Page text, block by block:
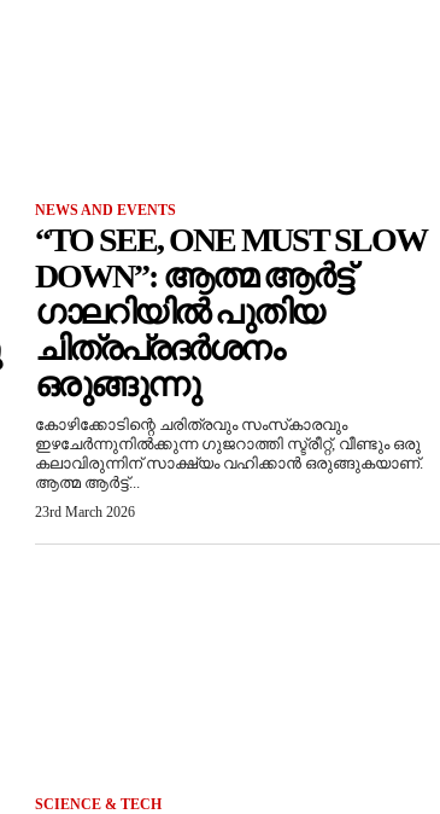
NEWS AND EVENTS
“TO SEE, ONE MUST SLOW
DOWN”: ആത്മ ആർട്ട്
ഗാലറിയിൽ പുതിയ
ചിത്രപ്രദർശനം
ഒരുങ്ങുന്നു
കോഴിക്കോടിന്റെ ചരിത്രവും സംസ്‌കാരവും
ഇഴചേർന്നുനിൽക്കുന്ന ഗുജറാത്തി സ്ട്രീറ്റ്, വീണ്ടും ഒരു
കലാവിരുന്നിന് സാക്ഷ്യം വഹിക്കാൻ ഒരുങ്ങുകയാണ്.
ആത്മ ആർട്ട്...
23rd March 2026
SCIENCE & TECH